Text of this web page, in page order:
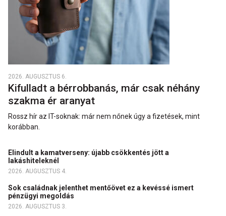
2026. AUGUSZTUS 6.
Kifulladt a bérrobbanás, már csak néhány
szakma ér aranyat
Rossz hír az IT-soknak: már nem nőnek úgy a fizetések, mint
korábban.
Elindult a kamatverseny: újabb csökkentés jött a
lakáshiteleknél
2026. AUGUSZTUS 4.
Sok családnak jelenthet mentőövet ez a kevéssé ismert
pénzügyi megoldás
2026. AUGUSZTUS 3.